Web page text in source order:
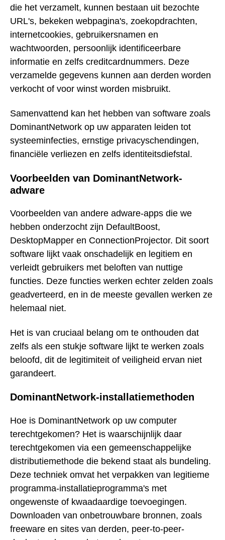
die het verzamelt, kunnen bestaan uit bezochte
URL's, bekeken webpagina's, zoekopdrachten,
internetcookies, gebruikersnamen en
wachtwoorden, persoonlijk identificeerbare
informatie en zelfs creditcardnummers. Deze
verzamelde gegevens kunnen aan derden worden
verkocht of voor winst worden misbruikt.
Samenvattend kan het hebben van software zoals
DominantNetwork op uw apparaten leiden tot
systeeminfecties, ernstige privacyschendingen,
financiële verliezen en zelfs identiteitsdiefstal.
Voorbeelden van DominantNetwork-
adware
Voorbeelden van andere adware-apps die we
hebben onderzocht zijn DefaultBoost,
DesktopMapper en ConnectionProjector. Dit soort
software lijkt vaak onschadelijk en legitiem en
verleidt gebruikers met beloften van nuttige
functies. Deze functies werken echter zelden zoals
geadverteerd, en in de meeste gevallen werken ze
helemaal niet.
Het is van cruciaal belang om te onthouden dat
zelfs als een stukje software lijkt te werken zoals
beloofd, dit de legitimiteit of veiligheid ervan niet
garandeert.
DominantNetwork-installatiemethoden
Hoe is DominantNetwork op uw computer
terechtgekomen? Het is waarschijnlijk daar
terechtgekomen via een gemeenschappelijke
distributiemethode die bekend staat als bundeling.
Deze techniek omvat het verpakken van legitieme
programma-installatieprogramma's met
ongewenste of kwaadaardige toevoegingen.
Downloaden van onbetrouwbare bronnen, zoals
freeware en sites van derden, peer-to-peer-